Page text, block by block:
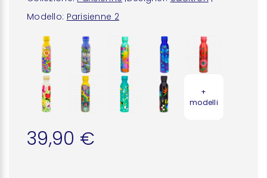
Modello: Parisienne 2
+
modelli
39,90 €